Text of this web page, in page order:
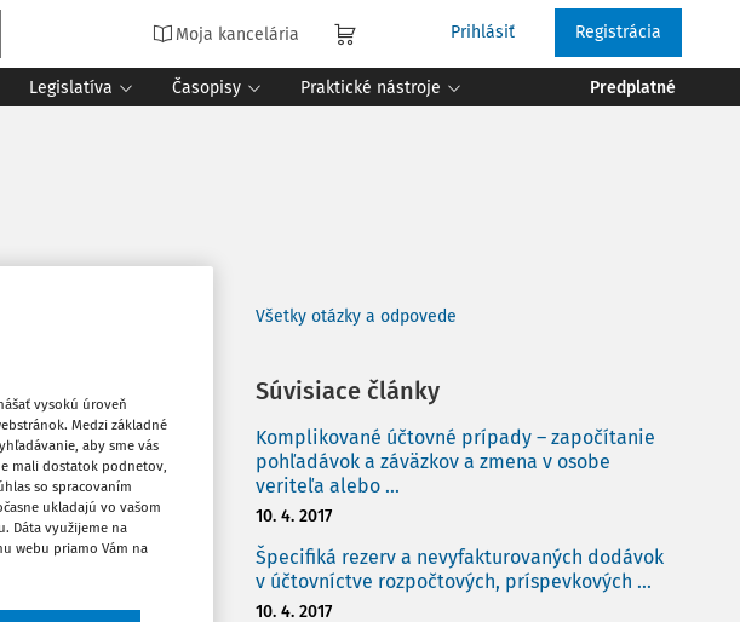
Moja kancelária Prihlásiť Registrácia
Legislatíva Časopisy Praktické nástroje Predplatné
Obľúbené
Stiahnuť
Zdieľať
Všetky otázky a odpovede
Súvisiace články
Komplikované účtovné prípady – započítanie
pohľadávok a záväzkov a zmena v osobe
veriteľa alebo ...
10. 4. 2017
Špecifiká rezerv a nevyfakturovaných dodávok
v účtovníctve rozpočtových, príspevkových ...
10. 4. 2017
vysokú úroveň
Medzi základné
aby sme vás
mali dostatok podnetov,
so spracovaním
ukladajú vo vašom
Dáta využijeme na
webu priamo Vám na